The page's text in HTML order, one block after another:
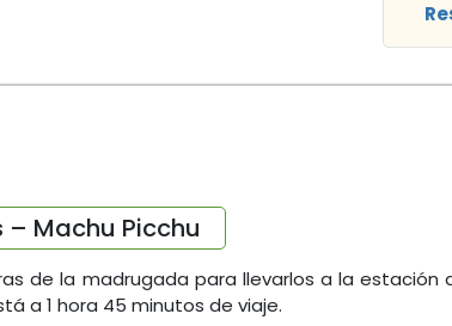
Machu Picchu
de la madrugada para llevarlos a la estación
a 1 hora 45 minutos de viaje.